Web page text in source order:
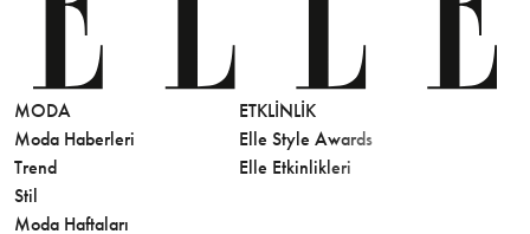
MODA
Moda Haberleri
Trend
Stil
Moda Haftaları
ETKLINLIK
Elle Style Awards
Elle Etkinlikleri